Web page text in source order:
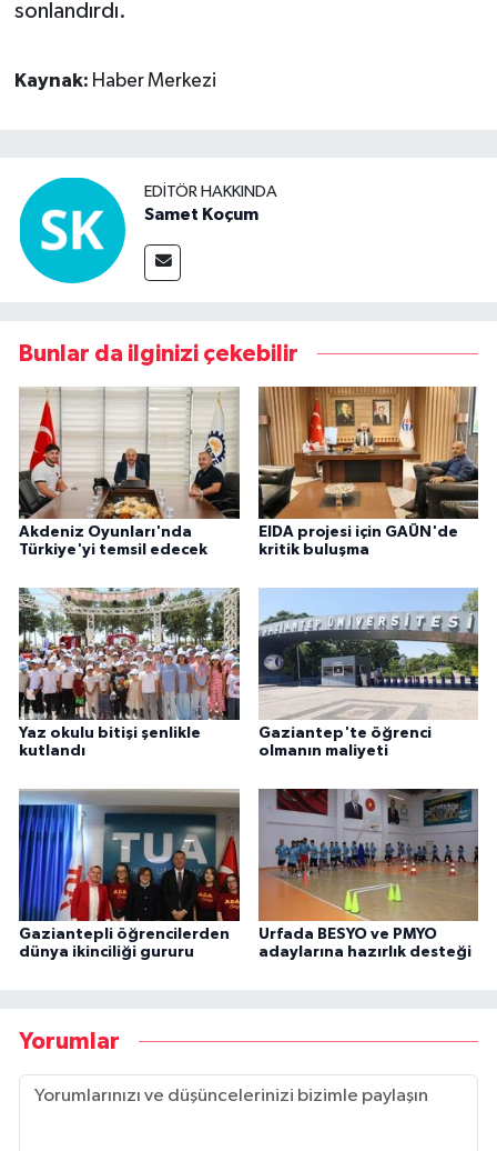
sonlandırdı.
Kaynak: Haber Merkezi
EDITÖR HAKKINDA
Samet Koçum
Bunlar da ilginizi çekebilir
Akdeniz Oyunları'nda
Türkiye'yi temsil edecek
EIDA projesi için GAÜN'de
kritik buluşma
Yaz okulu bitişi şenlikle
kutlandı
Gaziantep'te öğrenci
olmanın maliyeti
Gaziantepli öğrencilerden
dünya ikinciliği gururu
Urfada BESYO ve PMYO
adaylarına hazırlık desteği
Yorumlar